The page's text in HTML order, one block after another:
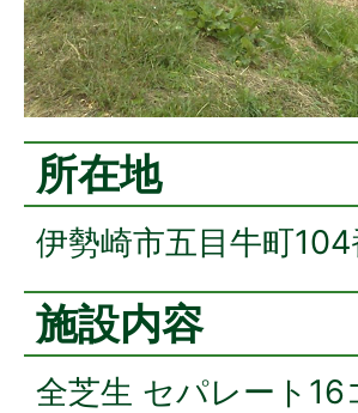
所在地
伊勢崎市五目牛町
施設内容
全芝生 セパレート16